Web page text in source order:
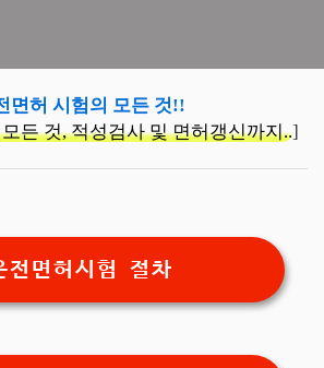
면허 시험의 모든 것!!
든 것, 적성검사 및 면허갱신까지..]
전면허시험 절차